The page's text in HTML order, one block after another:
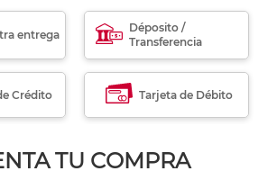
entrega
Déposito /
Transferencia
Crédito Tarjeta de Débito
TU COMPRA